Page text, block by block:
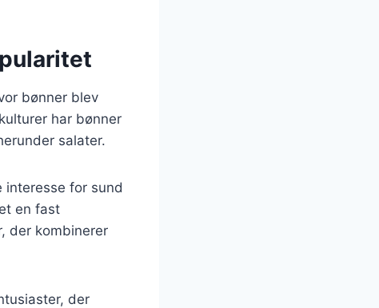
bønner blev
har bønner
salater.
for sund
en fast
der kombinerer
der